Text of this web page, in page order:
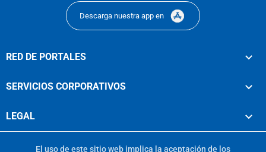
Descarga nuestra app en
RED DE PORTALES
SERVICIOS CORPORATIVOS
LEGAL
El uso de este sitio web implica la aceptación de los